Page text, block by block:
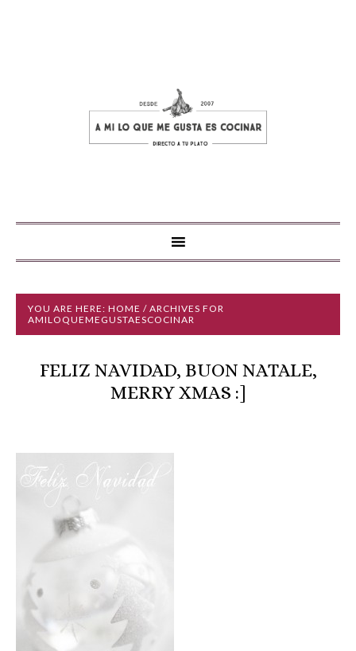
YOU ARE HERE: HOME / ARCHIVES FOR
AMILOQUEMEGUSTAESCOCINAR
FELIZ NAVIDAD, BUON NATALE,
MERRY XMAS :]